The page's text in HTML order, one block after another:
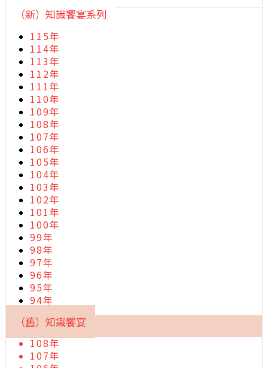
（新）知識饗宴系列
115年
114年
113年
112年
111年
110年
109年
108年
107年
106年
105年
104年
103年
102年
101年
100年
99年
98年
97年
96年
95年
94年
（舊）知識饗宴
108年
107年